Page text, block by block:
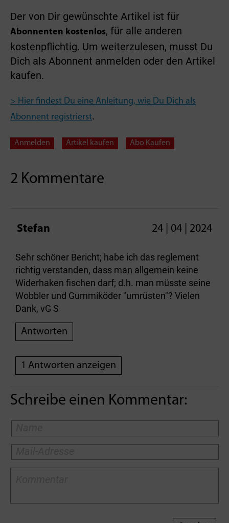
Der von Dir gewünschte Artikel ist für
Abonnenten kostenlos, für alle anderen
kostenpflichtig. Um weiterzulesen, musst Du
Dich als Abonnent anmelden oder den Artikel
kaufen.
> Hier findest Du eine Anleitung, wie Du Dich als
Abonnent registrierst.
Anmelden Artikel kaufen Abo Kaufen
2 Kommentare
Stefan 24 | 04 | 2024
Sehr schöner Bericht; habe ich das reglement
richtig verstanden, dass man allgemein keine
Widerhaken fischen darf; d.h. man müsste seine
Wobbler und Gummiköder "umrüsten"? Vielen
Dank, vG S
Antworten
1 Antworten anzeigen
Schreibe einen Kommentar: